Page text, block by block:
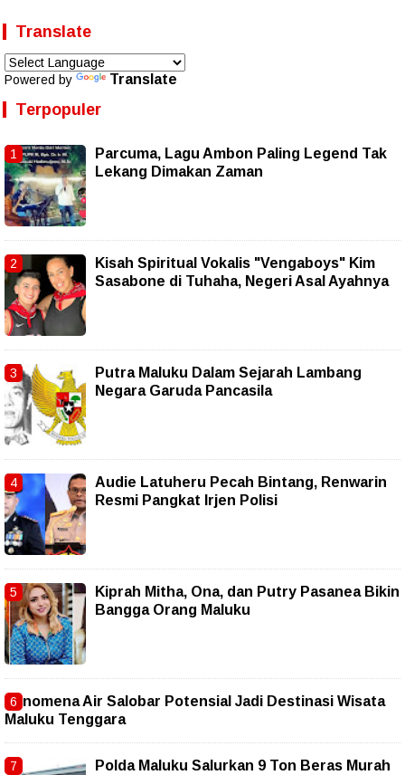
Translate
Powered by Translate
Terpopuler
Parcuma, Lagu Ambon Paling Legend Tak
Lekang Dimakan Zaman
Kisah Spiritual Vokalis "Vengaboys" Kim
Sasabone di Tuhaha, Negeri Asal Ayahnya
Putra Maluku Dalam Sejarah Lambang
Negara Garuda Pancasila
Audie Latuheru Pecah Bintang, Renwarin
Resmi Pangkat Irjen Polisi
Kiprah Mitha, Ona, dan Putry Pasanea Bikin
Bangga Orang Maluku
Fenomena Air Salobar Potensial Jadi Destinasi Wisata
Maluku Tenggara
Polda Maluku Salurkan 9 Ton Beras Murah